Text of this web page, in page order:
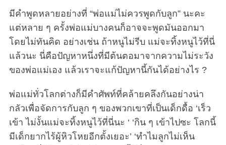
มีคำพูดหลายอย่างที่ “พ่อแม่ไม่ควรพูดกับลูก” นะคะ
แต่หลาย ๆ ครั้งพ่อแม่บางคนก็อาจจะพูดมันออกมา
โดยไม่ทันคิด อย่างเช่น ถ้าหนูไม่รีบ แม่จะทิ้งหนูไว้ที่นี่
แล้วนะ นี่คือปัญหาหนึ่งที่มีต้นตอมาจากความไม่ระวัง
ของพ่อแม่เอง แล้วเราจะแก้ปัญหานี้กันได้อย่างไร ?
พ่อแม่ทั่วโลกต่างก็มีคำศัพท์ที่คล้ายคลึงกันอย่างน่า
กลัวเพื่อจัดการกับลูก ๆ ของพวกเขาที่เป็นเด็กดื้อ ‘เร็ว
เข้า ไม่งั้นแม่จะทิ้งหนูไว้ที่นี่นะ ‘ ‘กิน ๆ เข้าไปซะ โลกนี้
มีเด็กยากไร้ผู้หิวโหยอีกตั้งเยอะ’ ‘ทำไมลูกไม่เห็น